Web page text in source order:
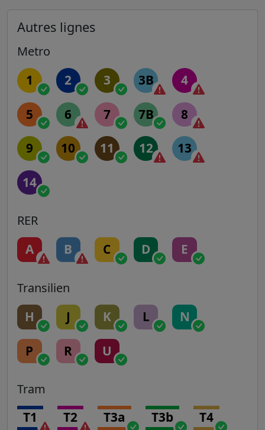
Autres lignes
Metro
1 2 3 3B 4
5 6 7 7B 8
9 10 11 12 13
14
RER
A B C D E
Transilien
H J K L N
P R U
Tram
T1 T2 T3a T3b T4